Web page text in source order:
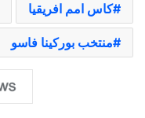
كاس امم افريقيا
منتخب بوركينا فاسو